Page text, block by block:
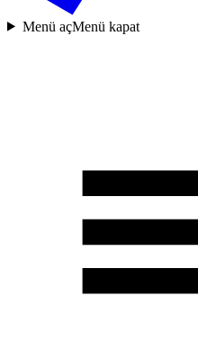
Menü açMenü kapat